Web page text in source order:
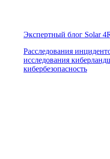
Экспертный блог Solar
Расследования
исследования
кибербезопасность